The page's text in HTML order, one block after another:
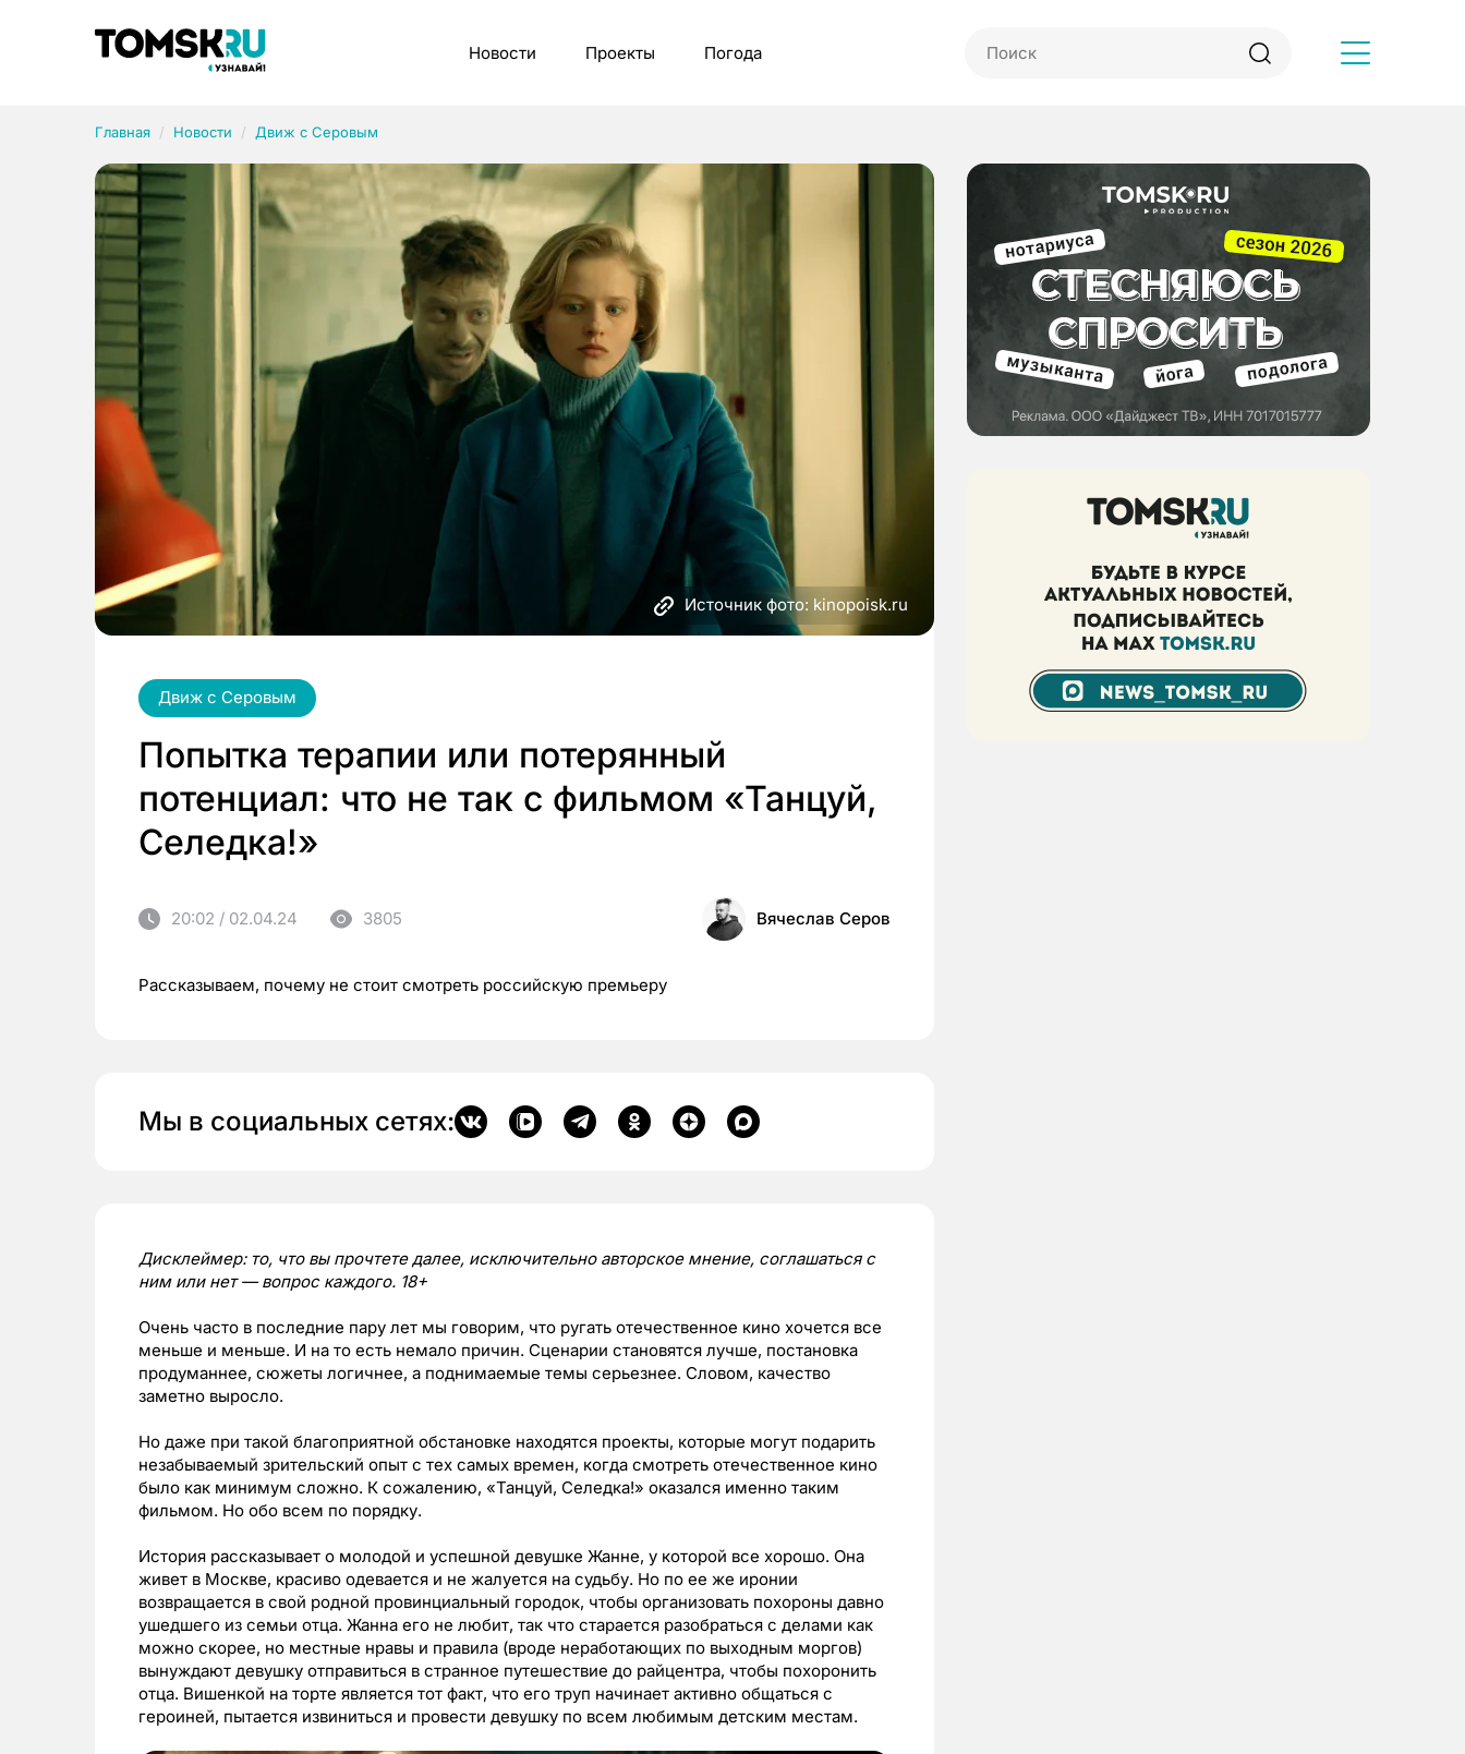
Новости Проекты Погода
Главная Новости Движ с Серовым
Источник фото: kinopoisk.ru
Движ с Серовым
Попытка терапии или потерянный
потенциал: что не так с фильмом «Танцуй,
Селедка!»
20:02 / 02.04.24 3805 Вячеслав Серов
Рассказываем, почему не стоит смотреть российскую премьеру
Мы в социальных сетях:
Дисклеймер: то, что вы прочтете далее, исключительно авторское мнение, соглашаться с
ним или нет — вопрос каждого. 18+
Очень часто в последние пару лет мы говорим, что ругать отечественное кино хочется все
меньше и меньше. И на то есть немало причин. Сценарии становятся лучше, постановка
продуманнее, сюжеты логичнее, а поднимаемые темы серьезнее. Словом, качество
заметно выросло.
Но даже при такой благоприятной обстановке находятся проекты, которые могут подарить
незабываемый зрительский опыт с тех самых времен, когда смотреть отечественное кино
было как минимум сложно. К сожалению, «Танцуй, Селедка!» оказался именно таким
фильмом. Но обо всем по порядку.
История рассказывает о молодой и успешной девушке Жанне, у которой все хорошо. Она
живет в Москве, красиво одевается и не жалуется на судьбу. Но по ее же иронии
возвращается в свой родной провинциальный городок, чтобы организовать похороны давно
ушедшего из семьи отца. Жанна его не любит, так что старается разобраться с делами как
можно скорее, но местные нравы и правила (вроде неработающих по выходным моргов)
вынуждают девушку отправиться в странное путешествие до райцентра, чтобы похоронить
отца. Вишенкой на торте является тот факт, что его труп начинает активно общаться с
героиней, пытается извиниться и провести девушку по всем любимым детским местам.
Рубрики